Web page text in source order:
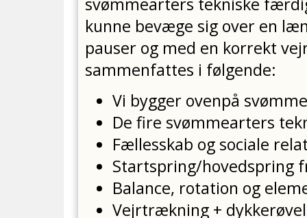
kunne bevæge sig over en
pauser og med en korrekt
sammenfattes i følgende:
Vi bygger ovenpå
De fire svømmearters
Fællesskab og sociale
Startspring/hovedspring
Balance, rotation og
Vejrtrækning +